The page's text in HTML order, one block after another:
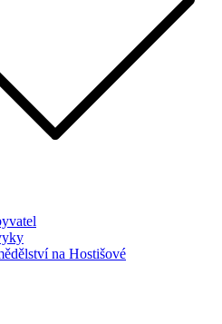
na Hostišové